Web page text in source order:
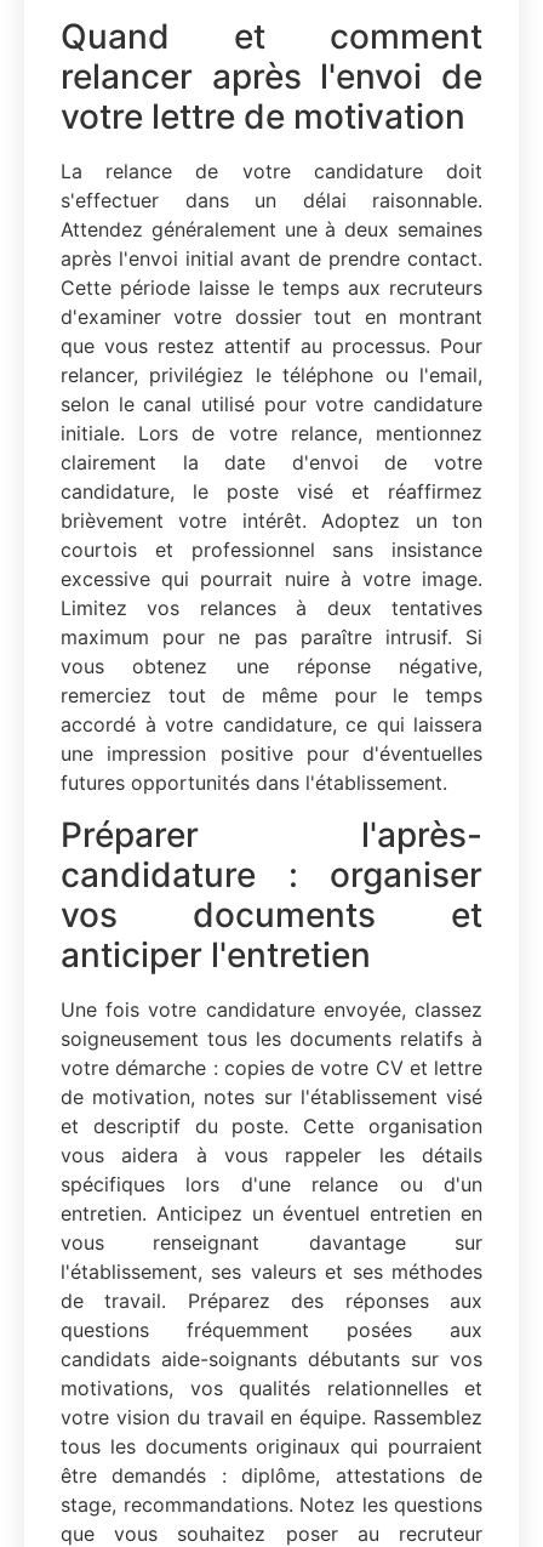
Quand et comment
relancer après l'envoi de
votre lettre de motivation
La relance de votre candidature doit
s'effectuer dans un délai raisonnable.
Attendez généralement une à deux semaines
après l'envoi initial avant de prendre contact.
Cette période laisse le temps aux recruteurs
d'examiner votre dossier tout en montrant
que vous restez attentif au processus. Pour
relancer, privilégiez le téléphone ou l'email,
selon le canal utilisé pour votre candidature
initiale. Lors de votre relance, mentionnez
clairement la date d'envoi de votre
candidature, le poste visé et réaffirmez
brièvement votre intérêt. Adoptez un ton
courtois et professionnel sans insistance
excessive qui pourrait nuire à votre image.
Limitez vos relances à deux tentatives
maximum pour ne pas paraître intrusif. Si
vous obtenez une réponse négative,
remerciez tout de même pour le temps
accordé à votre candidature, ce qui laissera
une impression positive pour d'éventuelles
futures opportunités dans l'établissement.
Préparer l'après-
candidature : organiser
vos documents et
anticiper l'entretien
Une fois votre candidature envoyée, classez
soigneusement tous les documents relatifs à
votre démarche : copies de votre CV et lettre
de motivation, notes sur l'établissement visé
et descriptif du poste. Cette organisation
vous aidera à vous rappeler les détails
spécifiques lors d'une relance ou d'un
entretien. Anticipez un éventuel entretien en
vous renseignant davantage sur
l'établissement, ses valeurs et ses méthodes
de travail. Préparez des réponses aux
questions fréquemment posées aux
candidats aide-soignants débutants sur vos
motivations, vos qualités relationnelles et
votre vision du travail en équipe. Rassemblez
tous les documents originaux qui pourraient
être demandés : diplôme, attestations de
stage, recommandations. Notez les questions
que vous souhaitez poser au recruteur